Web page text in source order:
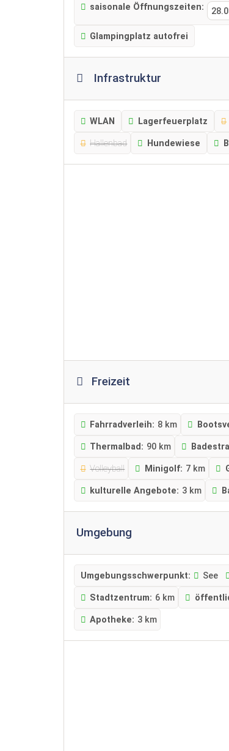
saisonale Öffnungszeiten:
Glampingplatz autofrei
Infrastruktur
WLAN Lagerfeuerplatz
Hallenbad Hundewiese
Freizeit
Fahrradverleih: 8 km
Thermalbad: 90 km
Volleyball Minigolf: 7 km
kulturelle Angebote: 3 km
Umgebung
Umgebungsschwerpunkt: See
Stadtzentrum: 6 km
Apotheke: 3 km